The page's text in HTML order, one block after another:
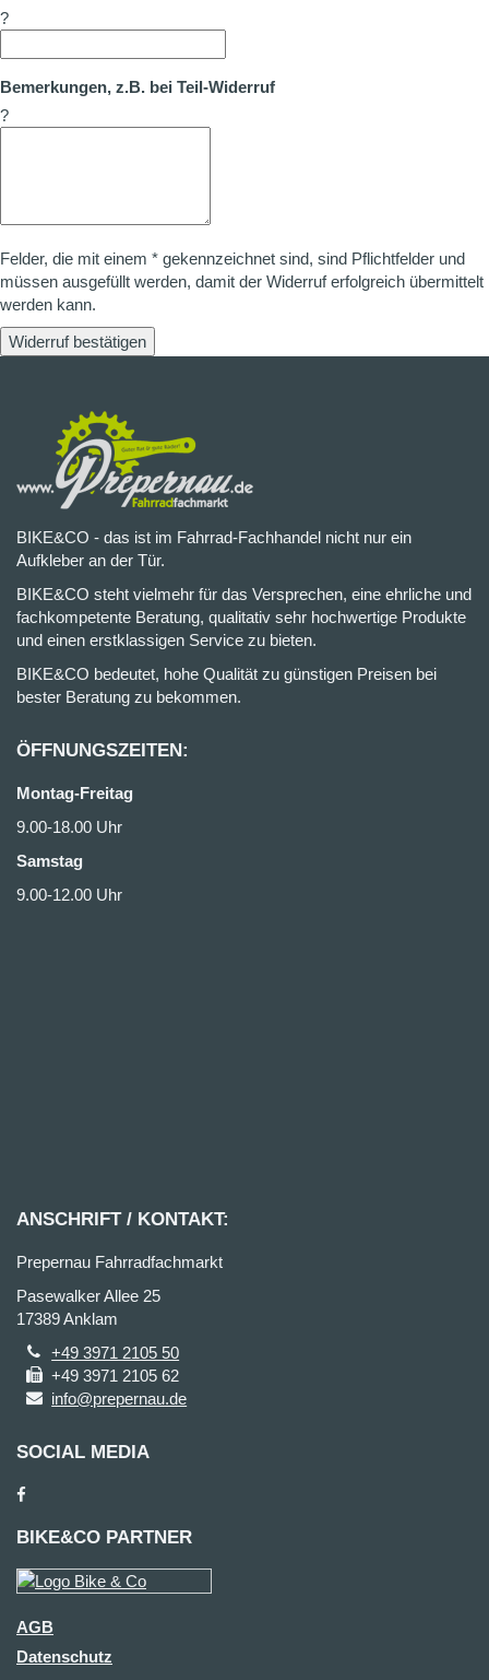
?
Bemerkungen, z.B. bei Teil-Widerruf
?
Felder, die mit einem * gekennzeichnet sind, sind Pflichtfelder und
müssen ausgefüllt werden, damit der Widerruf erfolgreich übermittelt
werden kann.
Widerruf bestätigen
BIKE&CO - das ist im Fahrrad-Fachhandel nicht nur ein
Aufkleber an der Tür.
BIKE&CO steht vielmehr für das Versprechen, eine ehrliche und
fachkompetente Beratung, qualitativ sehr hochwertige Produkte
und einen erstklassigen Service zu bieten.
BIKE&CO bedeutet, hohe Qualität zu günstigen Preisen bei
bester Beratung zu bekommen.
ÖFFNUNGSZEITEN:
Montag-Freitag
9.00-18.00 Uhr
Samstag
9.00-12.00 Uhr
ANSCHRIFT / KONTAKT:
Prepernau Fahrradfachmarkt
Pasewalker Allee 25
17389 Anklam
+49 3971 2105 50
+49 3971 2105 62
info@prepernau.de
SOCIAL MEDIA
BIKE&CO PARTNER
AGB
Datenschutz